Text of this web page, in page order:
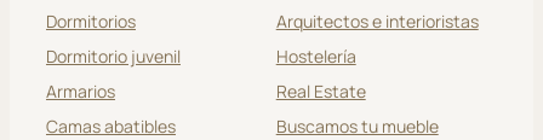
Dormitorios
Dormitorio juvenil
Armarios
Camas abatibles
Arquitectos e interioristas
Hostelería
Real Estate
Buscamos tu mueble